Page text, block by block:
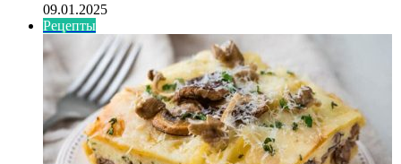
09.01.2025
Рецепты